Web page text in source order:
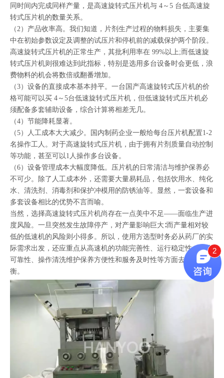
同时间内完成同样产量，是高速旋转式压片机与 4～5 台低高速旋
转式压片机的数量关系。
（2）产品收率高。我们知道，片剂生产过程的物料损失，主要集
中在初始参数设定及调整的试压片和停机前的减载保护两个阶段。
高速旋转式压片机的正常生产，其批利用率在 99%以上;而低速旋
转式压片机则很难达到此指标，特别是选用多台设备时会更低，浪
费物料的机会将数倍或翻番增加。
（3）设备的直接成本基本持平。一台国产高速旋转式压片机的价
格可能可以买 4～5台低速旋转式压片机，但低速旋转式压片机必
须配备多套辅助设备，综合计算将相差无几。
（4）节能降耗显著。
（5）人工成本大大减少。国内制药企业一般给每台压片机配置1-2
名操作工人。对于高速旋转式压片机，由于拥有片剂质量自动控制
等功能，甚至可以1人操作多台设备。
（6）设备管理成本大幅度降低。压片机的日常清洁与维护保养必
不可少。除了人工成本外，还需要大量易耗品，包括饮用水、纯化
水、清洗剂、消毒剂和保护冲模用的防锈油等。显然，一套设备和
多套设备相比的优势不言而喻。
当然，选择高速旋转式压片机尚存在一点美中不足——面临生产进
度风险。一旦突然发生故障停产，对产量影响巨大∶而产量相对较
低的低速机的风险则小得多。所以，使用方选型时务必从药厂的实
际需求出发，还应重点从高速机的功能完善性、运行稳定性、安全
可靠性、操作清洗维护保养方便性和服务及时性等方面去综合权
衡。
2